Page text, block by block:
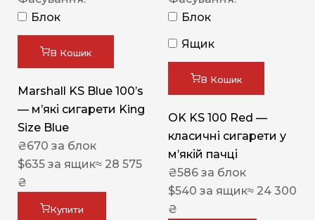
Блок
В Кошик
Marshall KS Blue 100’s
— м’які сигарети King
Size Blue
₴670 за блок
$635 за ящик≈ 28 575
₴
Купити
Блок
Ящик
В Кошик
OK KS 100 Red —
класичні сигарети у
м’якій пачці
₴586 за блок
$540 за ящик≈ 24 300
₴